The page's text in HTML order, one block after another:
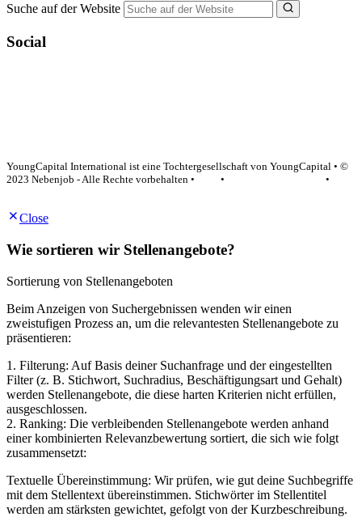
Suche auf der Website
Social
YoungCapital International ist eine Tochtergesellschaft von YoungCapital • ©
2023 Nebenjob - Alle Rechte vorbehalten •
•
•
Close
Wie sortieren wir Stellenangebote?
Sortierung von Stellenangeboten
Beim Anzeigen von Suchergebnissen wenden wir einen
zweistufigen Prozess an, um die relevantesten Stellenangebote zu
präsentieren:
1. Filterung: Auf Basis deiner Suchanfrage und der eingestellten
Filter (z. B. Stichwort, Suchradius, Beschäftigungsart und Gehalt)
werden Stellenangebote, die diese harten Kriterien nicht erfüllen,
ausgeschlossen.
2. Ranking: Die verbleibenden Stellenangebote werden anhand
einer kombinierten Relevanzbewertung sortiert, die sich wie folgt
zusammensetzt:
Textuelle Übereinstimmung: Wir prüfen, wie gut deine Suchbegriffe
mit dem Stellentext übereinstimmen. Stichwörter im Stellentitel
werden am stärksten gewichtet, gefolgt von der Kurzbeschreibung.